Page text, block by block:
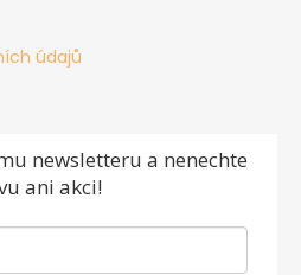
údajů
newsletteru a nenechte
ani akci!